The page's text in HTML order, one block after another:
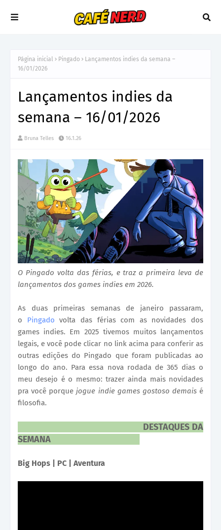
Página inicial Pingado
Lançamentos indies da semana –
16/01/2026
Lançamentos indies da
semana – 16/01/2026
Bruna Telles 16.1.26
O Pingado volta das férias, e traz a primeira leva de
lançamentos dos games indies em 2026.
As duas primeiras semanas de janeiro passaram,
o Pingado volta das férias com as novidades dos
games indies. Em 2025 tivemos muitos lançamentos
legais, e você pode clicar no link acima para conferir as
outras edições do Pingado que foram publicadas ao
longo do ano. Para essa nova rodada de 365 dias o
meu desejo é o mesmo: trazer ainda mais novidades
pra você porque jogue indie games gostoso demaisé
filosofia.
DESTAQUES DA
SEMANA
Big Hops | PC | Aventura